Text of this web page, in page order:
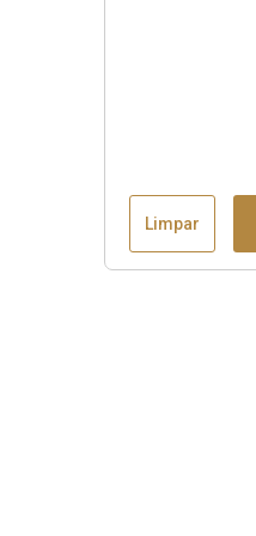
Limpar